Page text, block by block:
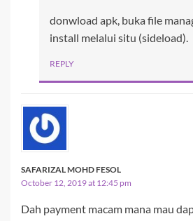
donwload apk, buka file
install melalui situ (sideload).
REPLY
SAFARIZAL MOHD FESOL
October 12, 2019 at 12:45 pm
Dah payment macam mana mau